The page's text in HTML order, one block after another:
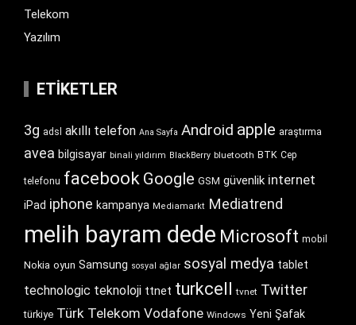
Telekom
Yazılım
ETIKETLER
3g adsl akıllı telefon Ana Sayfa Android apple araştırma
avea bilgisayar binali yıldırım BlackBerry bluetooth BTK Cep
telefonu facebook Google GSM güvenlik internet
iPad iphone kampanya Mediamarkt Mediatrend
melih bayram dede Microsoft mobil
Nokia oyun Samsung sosyal ağlar sosyal medya tablet
technologic teknoloji ttnet turkcell tvnet Twitter
türkiye Türk Telekom Vodafone Windows Yeni Şafak